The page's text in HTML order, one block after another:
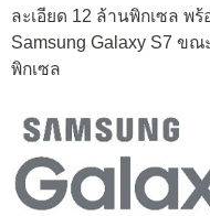
ละเอียด 12 ล้านพิกเซล พ
Samsung Galaxy S7 ข
พิกเซล